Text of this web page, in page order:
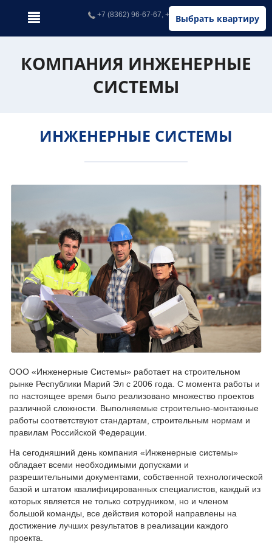
Выбрать квартиру
+7 (8362) 96-67-67, +7 (902) 326-67-67
КОМПАНИЯ ИНЖЕНЕРНЫЕ
СИСТЕМЫ
ИНЖЕНЕРНЫЕ СИСТЕМЫ
ООО «Инженерные Системы» работает на строительном
рынке Республики Марий Эл с 2006 года. С момента работы и
по настоящее время было реализовано множество проектов
различной сложности. Выполняемые строительно-монтажные
работы соответствуют стандартам, строительным нормам и
правилам Российской Федерации.
На сегодняшний день компания «Инженерные системы»
обладает всеми необходимыми допусками и
разрешительными документами, собственной технологической
базой и штатом квалифицированных специалистов, каждый из
которых является не только сотрудником, но и членом
большой команды, все действия которой направлены на
достижение лучших результатов в реализации каждого
проекта.